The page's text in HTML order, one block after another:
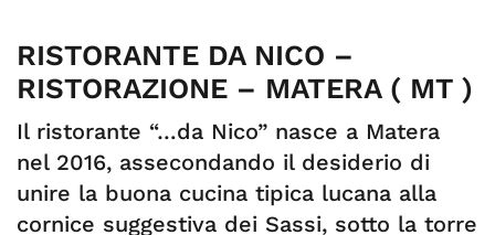
RISTORANTE DA NICO –
RISTORAZIONE – MATERA ( MT )
Il ristorante “…da Nico” nasce a Matera
nel 2016, assecondando il desiderio di
unire la buona cucina tipica lucana alla
cornice suggestiva dei Sassi, sotto la torre